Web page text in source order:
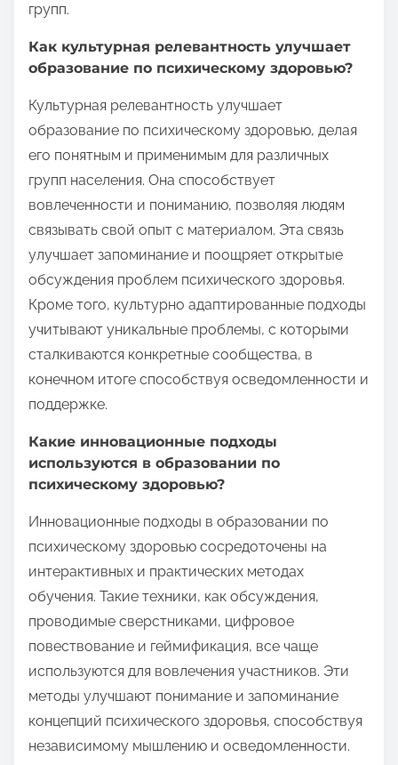
групп.
Как культурная релевантность улучшает
образование по психическому здоровью?
Культурная релевантность улучшает
образование по психическому здоровью, делая
его понятным и применимым для различных
групп населения. Она способствует
вовлеченности и пониманию, позволяя людям
связывать свой опыт с материалом. Эта связь
улучшает запоминание и поощряет открытые
обсуждения проблем психического здоровья.
Кроме того, культурно адаптированные подходы
учитывают уникальные проблемы, с которыми
сталкиваются конкретные сообщества, в
конечном итоге способствуя осведомленности и
поддержке.
Какие инновационные подходы
используются в образовании по
психическому здоровью?
Инновационные подходы в образовании по
психическому здоровью сосредоточены на
интерактивных и практических методах
обучения. Такие техники, как обсуждения,
проводимые сверстниками, цифровое
повествование и геймификация, все чаще
используются для вовлечения участников. Эти
методы улучшают понимание и запоминание
концепций психического здоровья, способствуя
независимому мышлению и осведомленности.